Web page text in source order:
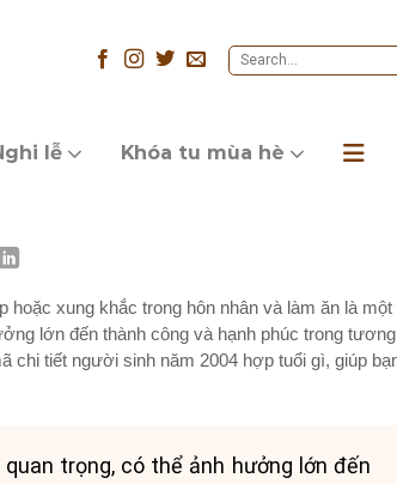
lễ Khóa tu mùa hè
hoặc xung khắc trong hôn nhân và làm ăn là một
lớn đến thành công và hạnh phúc trong
chi tiết người sinh năm 2004 hợp tuổi gì, giúp
trọng, có thể ảnh hưởng lớn đến